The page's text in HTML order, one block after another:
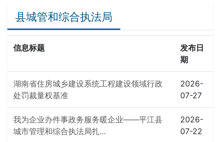
县城管和综合执法局
信息标题
发布日
期
湖南省住房城乡建设系统工程建设领域行政
处罚裁量权基准
2026-
07-27
我为企业办件事政务服务暖企业——平江县
城市管理和综合执法局扎...
2026-
07-22